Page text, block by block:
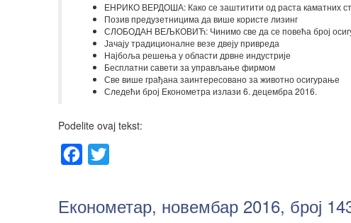
ЕНРИКО ВЕРДОША: Како се заштитити од раста каматних
Позив предузетницима да више користе лизинг
СЛОБОДАН ВЕЉКОВИЋ: Чинимо све да се повећа број
Јачају традиционалне везе двеју привреда
Најбоља решења у области дрвне индустрије
Бесплатни савети за управљање фирмом
Све више грађана заинтересовано за животно осигурање
Следећи број Економетра излази 6. децембра 2016.
Podelite ovaj tekst:
Facebook
Економетар, новембар 2016, број